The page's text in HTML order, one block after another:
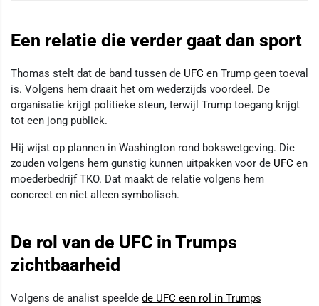
Een relatie die verder gaat dan sport
Thomas stelt dat de band tussen de UFC en Trump geen toeval
is. Volgens hem draait het om wederzijds voordeel. De
organisatie krijgt politieke steun, terwijl Trump toegang krijgt
tot een jong publiek.
Hij wijst op plannen in Washington rond bokswetgeving. Die
zouden volgens hem gunstig kunnen uitpakken voor de UFC en
moederbedrijf TKO. Dat maakt de relatie volgens hem
concreet en niet alleen symbolisch.
De rol van de UFC in Trumps
zichtbaarheid
Volgens de analist speelde de UFC een rol in Trumps